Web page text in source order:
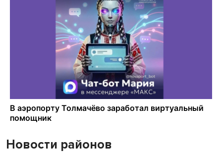
Новости районов